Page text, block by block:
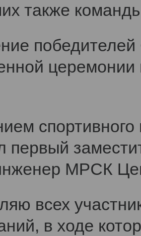
также
первый
МРСК
всех
в ходе